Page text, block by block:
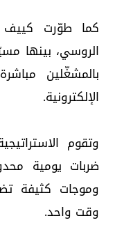
كما طوّرت كييف
الروسي، بينها
بالمشغّلين
الإلكترونية.
وتقوم
ضربات يومية
وموجات كثيفة
وقت واحد.